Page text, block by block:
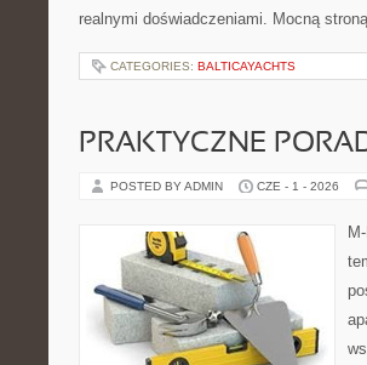
realnymi doświadczeniami. Mocną
CATEGORIES: BALTICAYACHTS
PRAKTYCZNE
POSTED BY ADMIN CZE - 1 - 2026